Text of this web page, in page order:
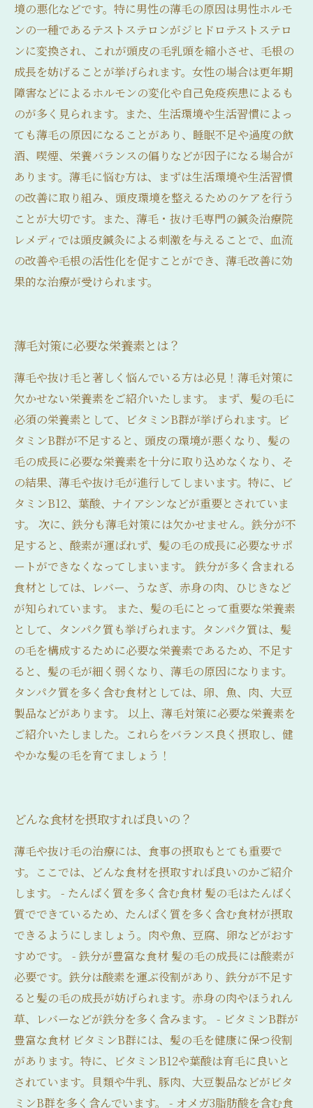
境の悪化などです。特に男性の薄毛の原因は男性ホルモ
ンの一種であるテストステロンがジヒドロテストステロ
ンに変換され、これが頭皮の毛乳頭を縮小させ、毛根の
成長を妨げることが挙げられます。女性の場合は更年期
障害などによるホルモンの変化や自己免疫疾患によるも
のが多く見られます。また、生活環境や生活習慣によっ
ても薄毛の原因になることがあり、睡眠不足や過度の飲
酒、喫煙、栄養バランスの偏りなどが因子になる場合が
あります。薄毛に悩む方は、まずは生活環境や生活習慣
の改善に取り組み、頭皮環境を整えるためのケアを行う
ことが大切です。また、薄毛・抜け毛専門の鍼灸治療院
レメディでは頭皮鍼灸による刺激を与えることで、血流
の改善や毛根の活性化を促すことができ、薄毛改善に効
果的な治療が受けられます。
薄毛対策に必要な栄養素とは？
薄毛や抜け毛と著しく悩んでいる方は必見！薄毛対策に
欠かせない栄養素をご紹介いたします。 まず、髪の毛に
必須の栄養素として、ビタミンB群が挙げられます。ビ
タミンB群が不足すると、頭皮の環境が悪くなり、髪の
毛の成長に必要な栄養素を十分に取り込めなくなり、そ
の結果、薄毛や抜け毛が進行してしまいます。特に、ビ
タミンB12、葉酸、ナイアシンなどが重要とされていま
す。 次に、鉄分も薄毛対策には欠かせません。鉄分が不
足すると、酸素が運ばれず、髪の毛の成長に必要なサポ
ートができなくなってしまいます。 鉄分が多く含まれる
食材としては、レバー、うなぎ、赤身の肉、ひじきなど
が知られています。 また、髪の毛にとって重要な栄養素
として、タンパク質も挙げられます。タンパク質は、髪
の毛を構成するために必要な栄養素であるため、不足す
ると、髪の毛が細く弱くなり、薄毛の原因になります。
タンパク質を多く含む食材としては、卵、魚、肉、大豆
製品などがあります。 以上、薄毛対策に必要な栄養素を
ご紹介いたしました。これらをバランス良く摂取し、健
やかな髪の毛を育てましょう！
どんな食材を摂取すれば良いの？
薄毛や抜け毛の治療には、食事の摂取もとても重要で
す。ここでは、どんな食材を摂取すれば良いのかご紹介
します。 - たんぱく質を多く含む食材 髪の毛はたんぱく
質でできているため、たんぱく質を多く含む食材が摂取
できるようにしましょう。肉や魚、豆腐、卵などがおす
すめです。 - 鉄分が豊富な食材 髪の毛の成長には酸素が
必要です。鉄分は酸素を運ぶ役割があり、鉄分が不足す
ると髪の毛の成長が妨げられます。赤身の肉やほうれん
草、レバーなどが鉄分を多く含みます。 - ビタミンB群が
豊富な食材 ビタミンB群には、髪の毛を健康に保つ役割
があります。特に、ビタミンB12や葉酸は育毛に良いと
されています。貝類や牛乳、豚肉、大豆製品などがビタ
ミンB群を多く含んでいます。 - オメガ3脂肪酸を含む食